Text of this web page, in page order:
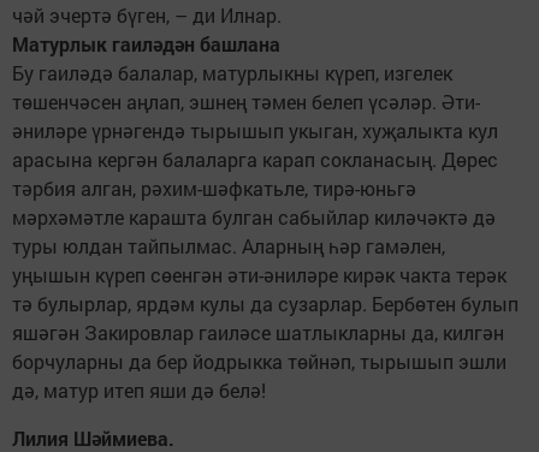
чәй эчертә бүген, – ди Илнар.
Матурлык гаиләдән башлана
Бу гаиләдә балалар, матурлыкны күреп, изгелек
төшенчәсен аңлап, эшнең тәмен белеп үсәләр. Әти-
әниләре үрнәгендә тырышып укыган, хуҗалыкта кул
арасына кергән балаларга карап сокланасың. Дөрес
тәрбия алган, рәхим-шәфкатьле, тирә-юньгә
мәрхәмәтле карашта булган сабыйлар киләчәктә дә
туры юлдан тайпылмас. Аларның һәр гамәлен,
уңышын күреп сөенгән әти-әниләре кирәк чакта терәк
тә булырлар, ярдәм кулы да сузарлар. Бербөтен булып
яшәгән Закировлар гаиләсе шатлыкларны да, килгән
борчуларны да бер йодрыкка төйнәп, тырышып эшли
дә, матур итеп яши дә белә!
Лилия Шәймиева.